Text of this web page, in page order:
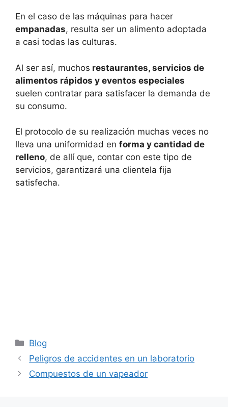
En el caso de las máquinas para hacer
empanadas, resulta ser un alimento adoptada
a casi todas las culturas.
Al ser así, muchos restaurantes, servicios de
alimentos rápidos y eventos especiales
suelen contratar para satisfacer la demanda de
su consumo.
El protocolo de su realización muchas veces no
lleva una uniformidad en forma y cantidad de
relleno, de allí que, contar con este tipo de
servicios, garantizará una clientela fija
satisfecha.
Categorías
Blog
Peligros de accidentes en un laboratorio
Compuestos de un vapeador